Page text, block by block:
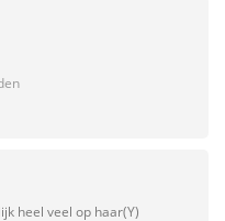
heel veel op haar(Y)